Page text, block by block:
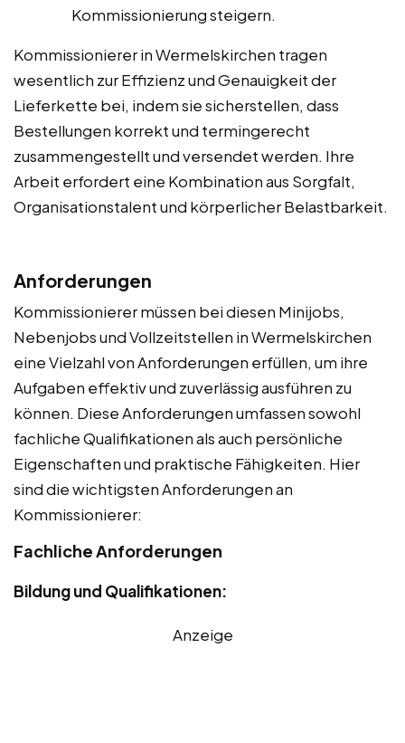
Kommissionierung steigern.
Kommissionierer in Wermelskirchen tragen
wesentlich zur Effizienz und Genauigkeit der
Lieferkette bei, indem sie sicherstellen, dass
Bestellungen korrekt und termingerecht
zusammengestellt und versendet werden. Ihre
Arbeit erfordert eine Kombination aus Sorgfalt,
Organisationstalent und körperlicher Belastbarkeit.
Anforderungen
Kommissionierer müssen bei diesen Minijobs,
Nebenjobs und Vollzeitstellen in Wermelskirchen
eine Vielzahl von Anforderungen erfüllen, um ihre
Aufgaben effektiv und zuverlässig ausführen zu
können. Diese Anforderungen umfassen sowohl
fachliche Qualifikationen als auch persönliche
Eigenschaften und praktische Fähigkeiten. Hier
sind die wichtigsten Anforderungen an
Kommissionierer:
Fachliche Anforderungen
Bildung und Qualifikationen:
Anzeige